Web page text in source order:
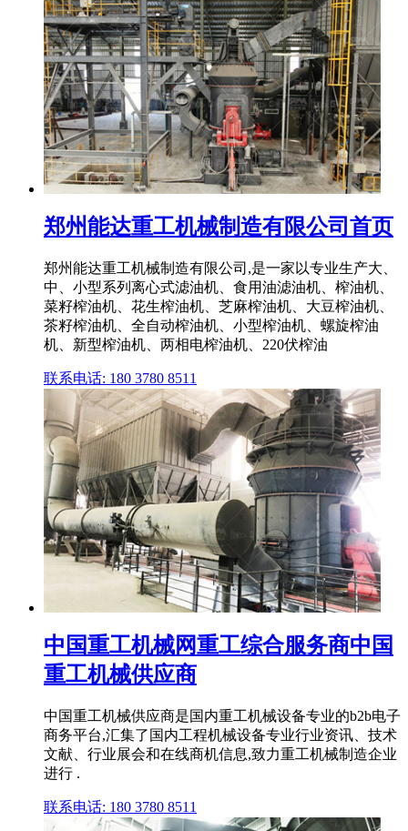
郑州能达重工机械制造有限公司首页
郑州能达重工机械制造有限公司,是一家以专业生产大、
中、小型系列离心式滤油机、食用油滤油机、榨油机、
菜籽榨油机、花生榨油机、芝麻榨油机、大豆榨油机、
茶籽榨油机、全自动榨油机、小型榨油机、螺旋榨油
机、新型榨油机、两相电榨油机、220伏榨油
联系电话: 180 3780 8511
中国重工机械网重工综合服务商中国
重工机械供应商
中国重工机械供应商是国内重工机械设备专业的b2b电子
商务平台,汇集了国内工程机械设备专业行业资讯、技术
文献、行业展会和在线商机信息,致力重工机械制造企业
进行 .
联系电话: 180 3780 8511